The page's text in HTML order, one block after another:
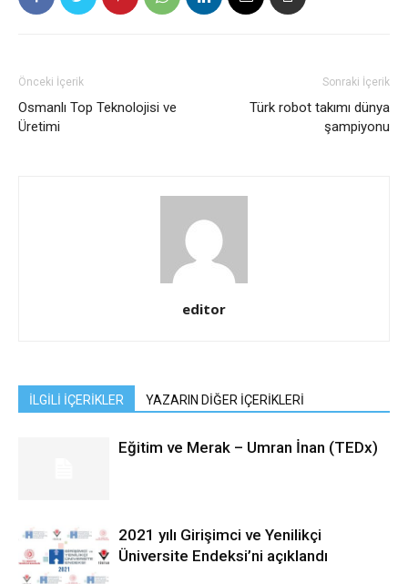
Önceki İçerik
Osmanlı Top Teknolojisi ve
Üretimi
Sonraki İçerik
Türk robot takımı dünya
şampiyonu
editor
İLGİLİ İÇERİKLER YAZARIN DİĞER İÇERİKLERİ
Eğitim ve Merak – Umran İnan (TEDx)
2021 yılı Girişimci ve Yenilikçi
Üniversite Endeksi’ni açıklandı